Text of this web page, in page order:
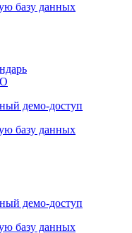
базу данных
демо-доступ
базу данных
демо-доступ
базу данных